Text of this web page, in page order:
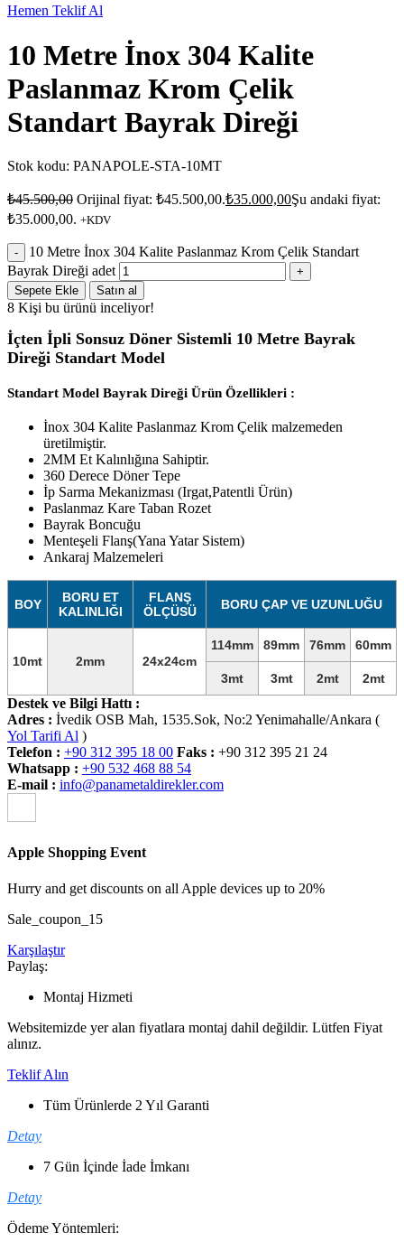
Hemen Teklif Al
10 Metre İnox 304 Kalite
Paslanmaz Krom Çelik
Standart Bayrak Direği
Stok kodu: PANAPOLE-STA-10MT
₺45.500,00 Orijinal fiyat: ₺45.500,00.₺35.000,00Şu andaki fiyat:
₺35.000,00. +KDV
10 Metre İnox 304 Kalite Paslanmaz Krom Çelik Standart
Bayrak Direği adet
Sepete Ekle Satın al
8 Kişi bu ürünü inceliyor!
İçten İpli Sonsuz Döner Sistemli 10 Metre Bayrak
Direği Standart Model
Standart Model Bayrak Direği Ürün Özellikleri :
İnox 304 Kalite Paslanmaz Krom Çelik malzemeden
üretilmiştir.
2MM Et Kalınlığına Sahiptir.
360 Derece Döner Tepe
İp Sarma Mekanizması (Irgat,Patentli Ürün)
Paslanmaz Kare Taban Rozet
Bayrak Boncuğu
Menteşeli Flanş(Yana Yatar Sistem)
Ankaraj Malzemeleri
BOY
BORU ET
KALINLIĞI
FLANŞ
ÖLÇÜSÜ
BORU ÇAP VE UZUNLUĞU
10mt 2mm 24x24cm
114mm 89mm 76mm 60mm
3mt 3mt 2mt 2mt
Destek ve Bilgi Hattı :
Adres : İvedik OSB Mah, 1535.Sok, No:2 Yenimahalle/Ankara (
Yol Tarifi Al )
Telefon : +90 312 395 18 00 Faks : +90 312 395 21 24
Whatsapp : +90 532 468 88 54
E-mail : info@panametaldirekler.com
Apple Shopping Event
Hurry and get discounts on all Apple devices up to 20%
Sale_coupon_15
Karşılaştır
Paylaş:
Montaj Hizmeti
Websitemizde yer alan fiyatlara montaj dahil değildir. Lütfen Fiyat
alınız.
Teklif Alın
Tüm Ürünlerde 2 Yıl Garanti
Detay
7 Gün İçinde İade İmkanı
Detay
Ödeme Yöntemleri: